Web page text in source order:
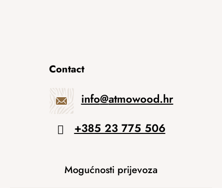
Contact
info@atmowood.hr
+385 23 775 506
Mogućnosti prijevoza